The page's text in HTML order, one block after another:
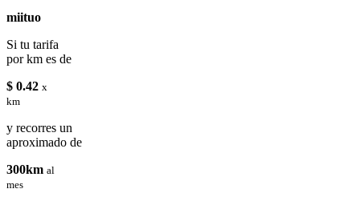
miituo
Si tu tarifa
por km es de
$ 0.42 x
km
y recorres un
aproximado de
300km al
mes